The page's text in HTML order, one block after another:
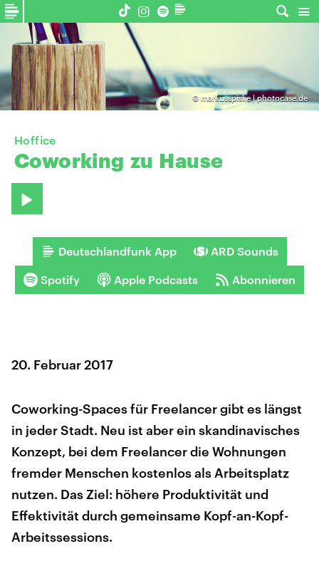
© markusspiske | photocase.de
Hoffice
Coworking zu Hause
Deutschlandfunk App ARD Sounds
Spotify Apple Podcasts Abonnieren
20. Februar 2017
Coworking-Spaces für Freelancer gibt es längst
in jeder Stadt. Neu ist aber ein skandinavisches
Konzept, bei dem Freelancer die Wohnungen
fremder Menschen kostenlos als Arbeitsplatz
nutzen. Das Ziel: höhere Produktivität und
Effektivität durch gemeinsame Kopf-an-Kopf-
Arbeitssessions.